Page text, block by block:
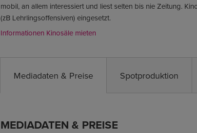
mobil, an allem interessiert und liest selten bis nie Zeitung.
(zB Lehrlingsoffensiven) eingesetzt.
Informationen Kinosäle mieten
Mediadaten & Preise Spotproduktion
MEDIADATEN & PREISE